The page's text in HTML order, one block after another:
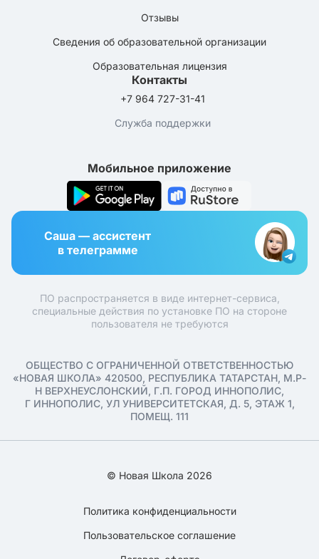
Отзывы
Сведения об образовательной организации
Образовательная лицензия
Контакты
+7 964 727-31-41
Служба поддержки
Мобильное приложение
Саша — ассистент
в телеграмме
ПО распространяется в виде интернет-сервиса,
специальные действия по установке ПО на стороне
пользователя не требуются
ОБЩЕСТВО С ОГРАНИЧЕННОЙ ОТВЕТСТВЕННОСТЬЮ
«НОВАЯ ШКОЛА» 420500, РЕСПУБЛИКА ТАТАРСТАН, М.Р-
Н ВЕРХНЕУСЛОНСКИЙ, Г.П. ГОРОД ИННОПОЛИС,
Г ИННОПОЛИС, УЛ УНИВЕРСИТЕТСКАЯ, Д. 5, ЭТАЖ 1,
ПОМЕЩ. 111
© Новая Школа 2026
Политика конфиденциальности
Пользовательское соглашение